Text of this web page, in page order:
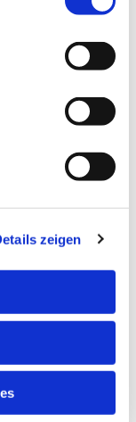
zeigen